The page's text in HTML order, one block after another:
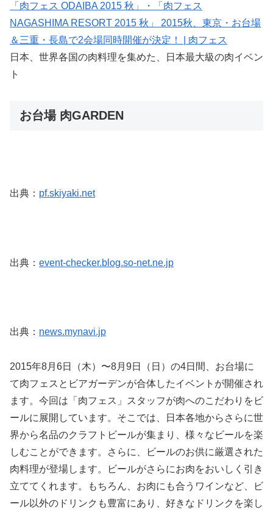
「肉フェス ODAIBA 2015 秋」・「肉フェス
NAGASHIMA RESORT 2015 秋」 2015秋、東京・お台場
＆三重・長島で2会場同時開催が決定！ | 肉フェス
日本、世界各国の肉料理を集めた、日本最大級の肉イベン
ト
お台場 肉GARDEN
出典： pf.skiyaki.net
出典： event-checker.blog.so-net.ne.jp
出典： news.mynavi.jp
2015年8月6日（木）〜8月9日（日）の4日間、お台場に
て肉フェスとビアガーデンが合体したイベントが開催され
ます。今回は「肉フェス」スタッフが肉へのこだわりをビ
ールに展開しています。そこでは、日本各地からさらに世
界から名品のクラフトビールが集まり、様々なビールを楽
しむことができます。さらに、ビールのお供に厳選された
肉料理が登場します。ビールがさらにお肉をおいしく引き
立ててくれます。もちろん、お肉にも合うワインなど、ビ
ール以外のドリンクも豊富にあり、好きなドリンクを楽し